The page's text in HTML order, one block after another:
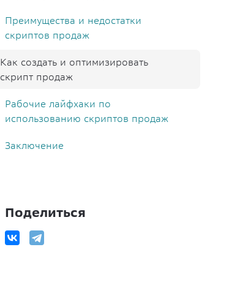
Преимущества и недостатки
скриптов продаж
Как создать и оптимизировать
скрипт продаж
Рабочие лайфхаки по
использованию скриптов продаж
Заключение
Поделиться